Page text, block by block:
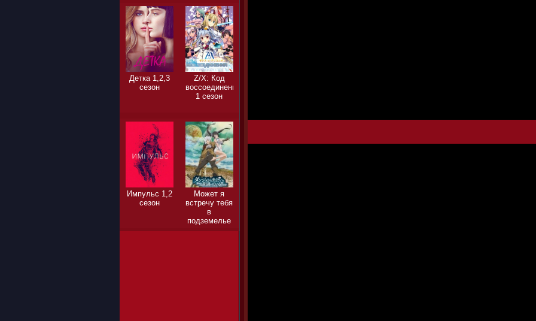
Детка 1,2,3
сезон
Z/X: Код
воссоединения
1 сезон
Импульс 1,2
сезон
Может я
встречу тебя
в
подземелье
1,2,3 сезон